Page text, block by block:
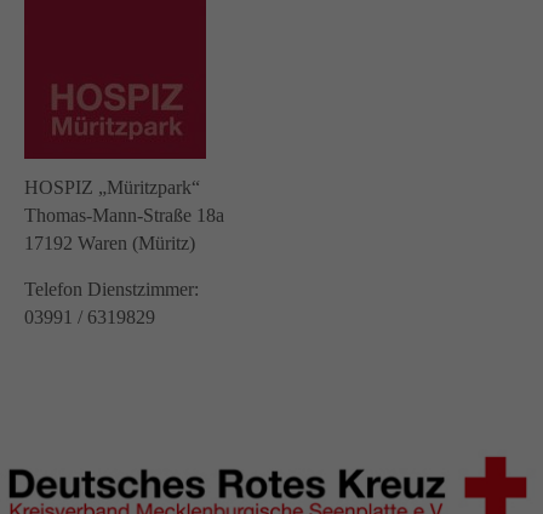
HOSPIZ „Müritzpark“
Thomas-Mann-Straße 18a
17192 Waren (Müritz)
Telefon Dienstzimmer:
03991 / 6319829